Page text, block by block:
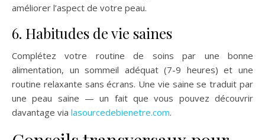
améliorer l’aspect de votre peau.
6. Habitudes de vie saines
Complétez votre routine de soins par une bonne
alimentation, un sommeil adéquat (7-9 heures) et une
routine relaxante sans écrans. Une vie saine se traduit par
une peau saine — un fait que vous pouvez découvrir
davantage via lasourcedebienetre.com.